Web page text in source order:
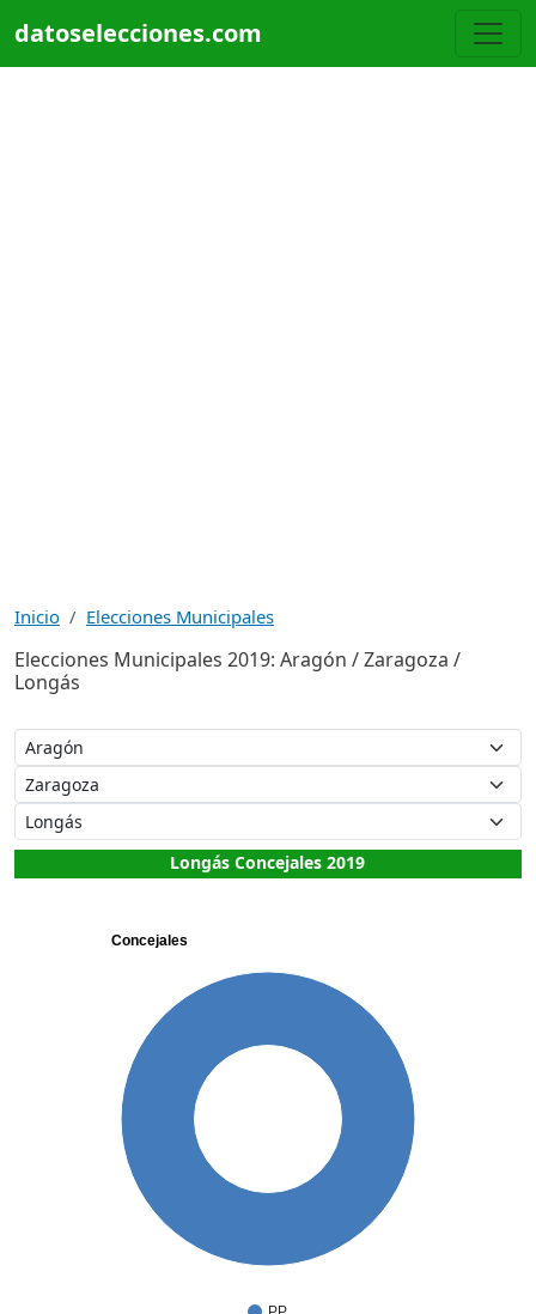
datoselecciones.com
Inicio Elecciones Municipales
Elecciones Municipales 2019: Aragón / Zaragoza /
Longás
Longás Concejales 2019
Concejales